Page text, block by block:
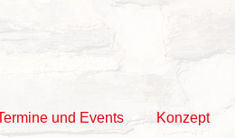
und Events Konzept